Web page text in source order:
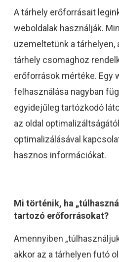
A tárhely erőforrásait
weboldalak használják.
üzemeltetünk a tárhelyen,
tárhely csomaghoz
erőforrások mértéke. Egy
felhasználása nagyban
egyidejűleg tartózkodó
az oldal
optimalizálásával
hasznos információkat.
Mi történik, ha
tartozó erőforrásokat?
Amennyiben
akkor az a tárhelyen futó